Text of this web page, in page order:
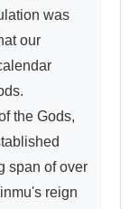
was
our
the Gods,
span of over
reign